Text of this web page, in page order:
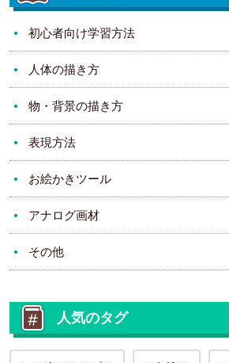
初心者向け学習方法
人体の描き方
物・背景の描き方
表現方法
お絵かきツール
アナログ画材
その他
人気のタグ